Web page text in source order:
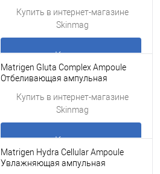
Подробнее
Купить в интернет-магазине
Skinmag
Купить
Подробнее
Matrigen Gluta Complex Ampoule
Отбеливающая ампульная
мезороллера /под мезоро
Купить в интернет-магазине
Skinmag
Купить
Matrigen Hydra Cellular Ampoule
Увлажняющая ампульная